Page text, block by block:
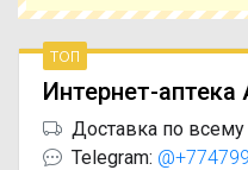
оптимальный
топ
Интернет-
Доставка по
Telegram: